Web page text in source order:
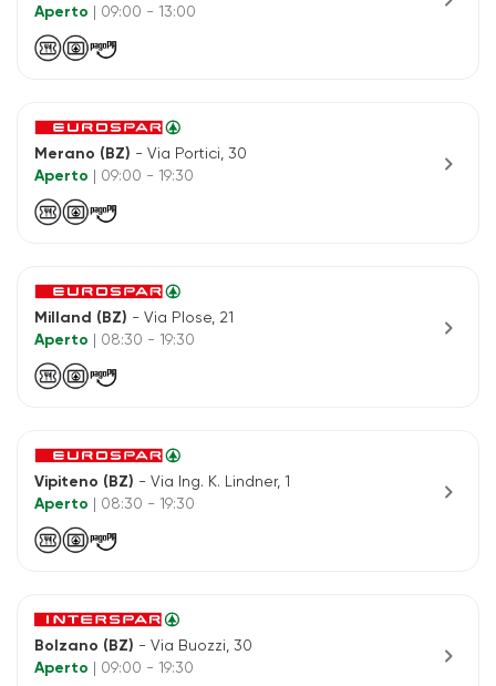
Aperto
| 09:00 - 13:00
Merano (BZ) - Via Portici, 30
Aperto
| 09:00 - 19:30 chevron_right
Milland (BZ) - Via Plose, 21
Aperto
| 08:30 - 19:30 chevron_right
Vipiteno (BZ) - Via Ing. K. Lindner, 1
Aperto
| 08:30 - 19:30 chevron_right
Bolzano (BZ) - Via Buozzi, 30
Aperto
| 09:00 - 19:30 chevron_right